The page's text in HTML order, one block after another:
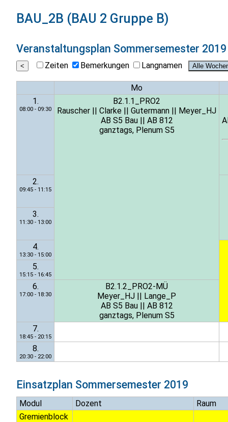
BAU_2B (BAU 2 Gruppe B)
Veranstaltungsplan Sommersemester 2019
Zeiten Bemerkungen Langnamen
Mo
1.
08:00 - 09:30
B2.1.1_PRO2
Rauscher
Clarke Gutermann
Meyer_HJ
AB S5 Bau|| AB 812
ganztags, Plenum S5
2.
09:45 - 11:15
3.
11:30 - 13:00
4.
13:30 - 15:00
5.
15:15 - 16:45
6.
17:00 - 18:30
B2.1.2_PRO2-MÜ
Meyer_HJ
Lange_P
AB S5 Bau|| AB 812
ganztags, Plenum S5
7.
18:45 - 20:15
8.
20:30 - 22:00
Einsatzplan Sommersemester 2019
Modul Dozent
Raum
Gremienblock